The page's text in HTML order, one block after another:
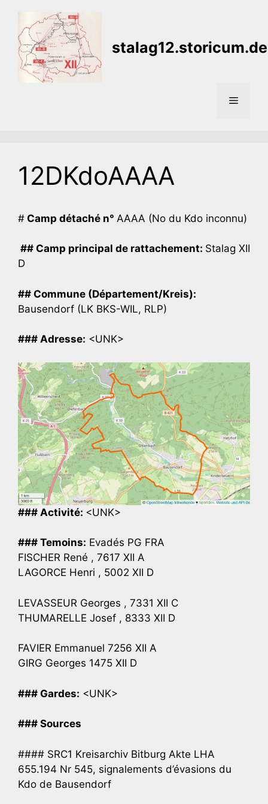
contenu
stalag12.storicum.de
Menu
12DKdoAAAA
# Camp détaché n° AAAA (No du Kdo inconnu)
## Camp principal de rattachement: Stalag XII
D
## Commune (Département/Kreis):
Bausendorf (LK BKS-WIL, RLP)
### Adresse: <UNK>
### Activité: <UNK>
### Temoins: Evadés PG FRA
FISCHER René , 7617 XII A
LAGORCE Henri , 5002 XII D
LEVASSEUR Georges , 7331 XII C
THUMARELLE Josef , 8333 XII D
FAVIER Emmanuel 7256 XII A
GIRG Georges 1475 XII D
### Gardes: <UNK>
### Sources
#### SRC1 Kreisarchiv Bitburg Akte LHA
655.194 Nr 545, signalements d’évasions du
Kdo de Bausendorf